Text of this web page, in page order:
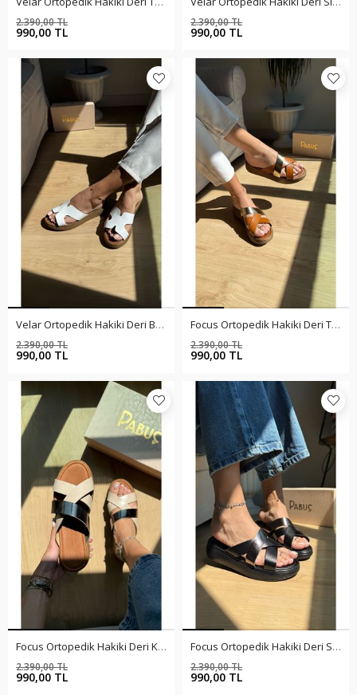
990,00 TL
2.390,00 TL
990,00 TL
2.390,00 TL
Velar Ortopedik Hakiki Deri Beyaz Terlik
990,00 TL
2.390,00 TL
Focus Ortopedik Hakiki Deri Taba Terlik
990,00 TL
2.390,00 TL
Focus Ortopedik Hakiki Deri Krem Terlik
990,00 TL
2.390,00 TL
Focus Ortopedik Hakiki Deri Siyah Terlik
990,00 TL
2.390,00 TL